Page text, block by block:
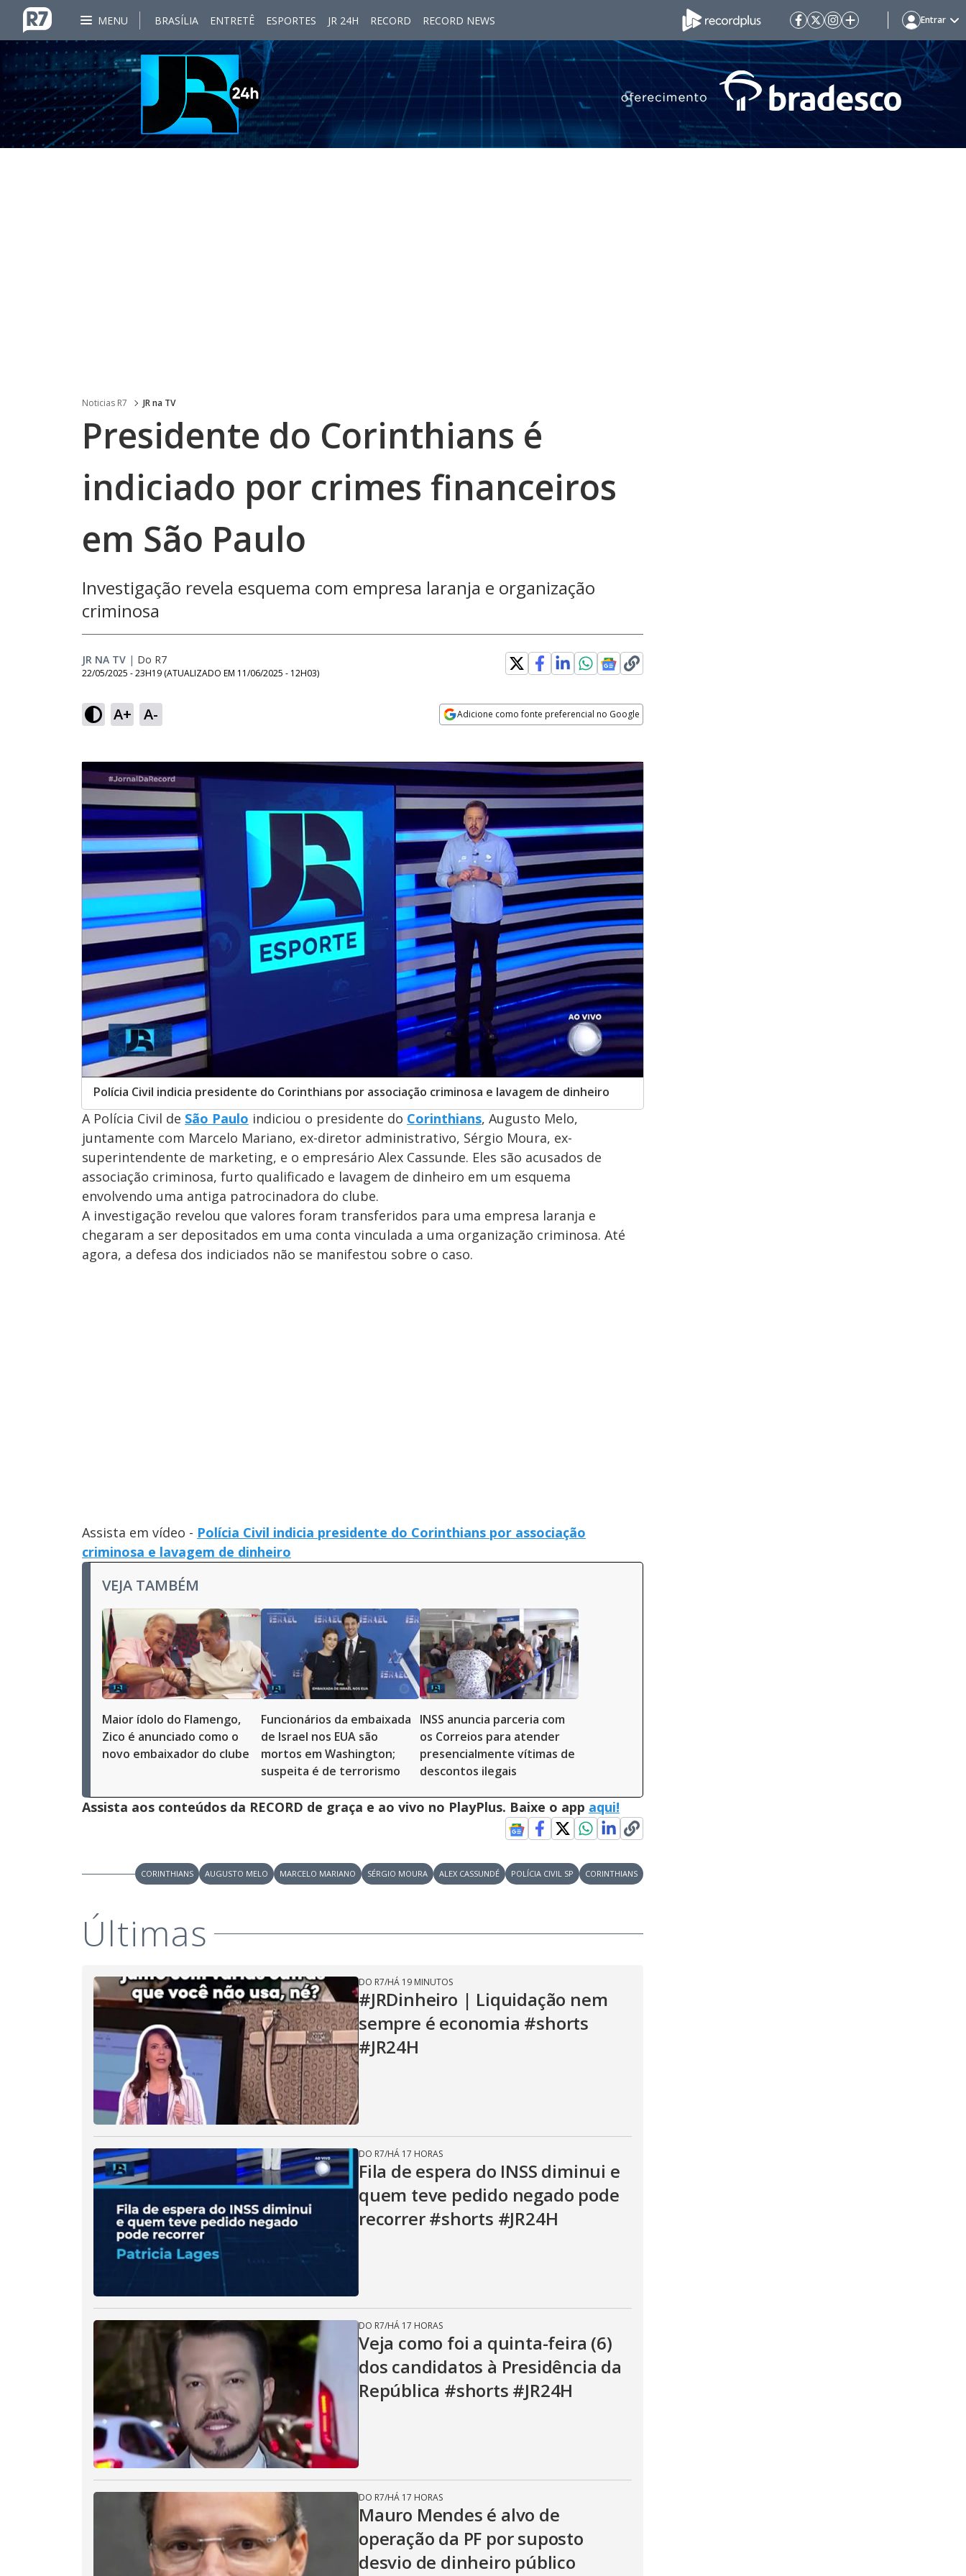
MENU BRASÍLIA ENTRETÊ ESPORTES JR 24H RECORD RECORD NEWS Entrar
Noticias R7 JR na TV
Presidente do Corinthians é
indiciado por crimes financeiros
em São Paulo
Investigação revela esquema com empresa laranja e organização
criminosa
JR NA TV | Do R7
22/05/2025 - 23H19 (ATUALIZADO EM 11/06/2025 - 12H03)
A+ A- Adicione como fonte preferencial no Google
Polícia Civil indicia presidente do Corinthians por associação criminosa e lavagem de dinheiro
A Polícia Civil de São Paulo indiciou o presidente do Corinthians, Augusto Melo,
juntamente com Marcelo Mariano, ex-diretor administrativo, Sérgio Moura, ex-
superintendente de marketing, e o empresário Alex Cassunde. Eles são acusados de
associação criminosa, furto qualificado e lavagem de dinheiro em um esquema
envolvendo uma antiga patrocinadora do clube.
A investigação revelou que valores foram transferidos para uma empresa laranja e
chegaram a ser depositados em uma conta vinculada a uma organização criminosa. Até
agora, a defesa dos indiciados não se manifestou sobre o caso.
Assista em vídeo - Polícia Civil indicia presidente do Corinthians por associação
criminosa e lavagem de dinheiro
VEJA TAMBÉM
Maior ídolo do Flamengo,
Zico é anunciado como o
novo embaixador do clube
Funcionários da embaixada
de Israel nos EUA são
mortos em Washington;
suspeita é de terrorismo
INSS anuncia parceria com
os Correios para atender
presencialmente vítimas de
descontos ilegais
Assista aos conteúdos da RECORD de graça e ao vivo no PlayPlus. Baixe o app aqui!
CORINTHIANS AUGUSTO MELO MARCELO MARIANO SÉRGIO MOURA ALEX CASSUNDÉ POLÍCIA CIVIL SP CORINTHIANS
Últimas
DO R7/HÁ 19 MINUTOS
#JRDinheiro | Liquidação nem
sempre é economia #shorts
#JR24H
DO R7/HÁ 17 HORAS
Fila de espera do INSS diminui e
quem teve pedido negado pode
recorrer #shorts #JR24H
DO R7/HÁ 17 HORAS
Veja como foi a quinta-feira (6)
dos candidatos à Presidência da
República #shorts #JR24H
DO R7/HÁ 17 HORAS
Mauro Mendes é alvo de
operação da PF por suposto
desvio de dinheiro público